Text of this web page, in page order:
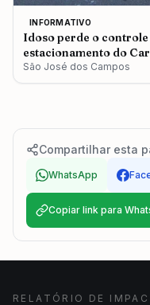
INFORMATIVO
Idoso perde o
estacionamento do
São José dos Campos
Compartilhar esta
WhatsApp
Copiar link para
RELATÓRIO DE